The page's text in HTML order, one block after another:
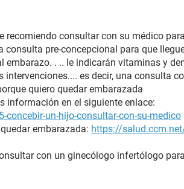
recomiendo consultar con su médico
consulta pre-concepcional para que
embarazo. . .. le indicarán vitaminas y
es decir, una consulta
quiero quedar embarazada
información en el siguiente enlace:
un-hijo-consultar-con-su-medico
embarazada: https://
con un ginecólogo infertólogo